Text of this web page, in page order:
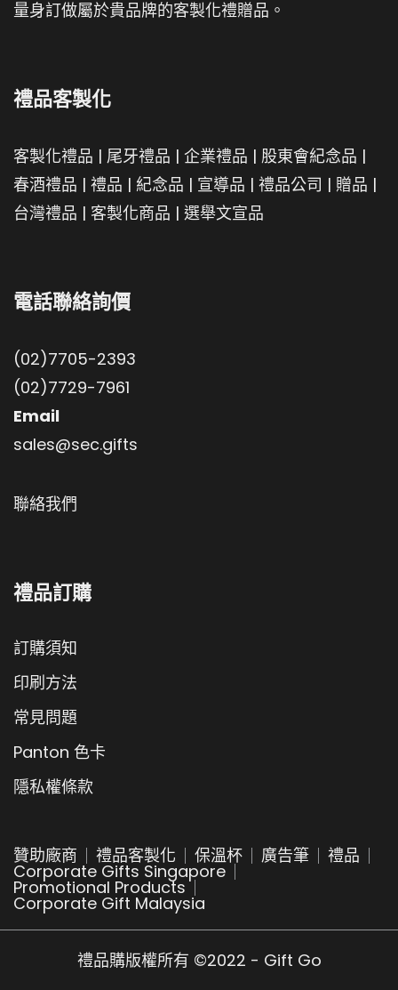
量身訂做屬於貴品牌的客製化禮贈品。
禮品客製化
客製化禮品 | 尾牙禮品 | 企業禮品 | 股東會紀念品 |
春酒禮品 | 禮品 | 紀念品 | 宣導品 | 禮品公司 | 贈品 |
台灣禮品 | 客製化商品 | 選舉文宣品
電話聯絡詢價
(02)7705-2393
(02)7729-7961
Email
sales@sec.gifts
聯絡我們
禮品訂購
訂購須知
印刷方法
常見問題
Panton 色卡
隱私權條款
贊助廠商 禮品客製化 保溫杯 廣告筆 禮品
Corporate Gifts Singapore
Promotional Products
Corporate Gift Malaysia
禮品購版權所有 ©2022 - Gift Go